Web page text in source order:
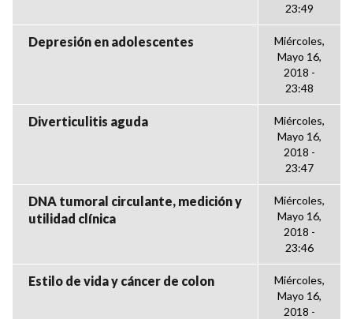
23:49
Depresión en adolescentes
Miércoles,
Mayo 16,
2018 -
23:48
Diverticulitis aguda
Miércoles,
Mayo 16,
2018 -
23:47
DNA tumoral circulante, medición y
utilidad clínica
Miércoles,
Mayo 16,
2018 -
23:46
Estilo de vida y cáncer de colon
Miércoles,
Mayo 16,
2018 -